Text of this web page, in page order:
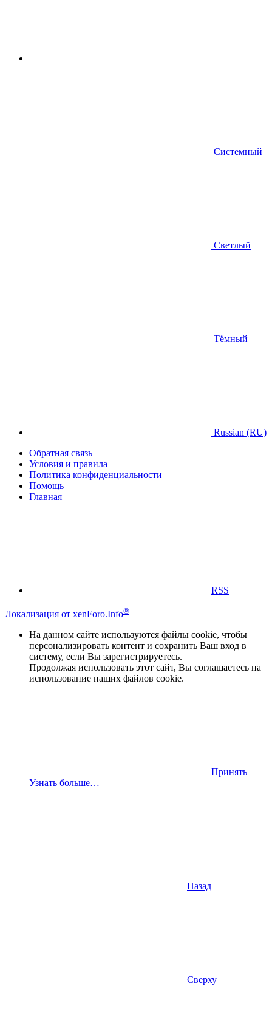
Системный
Светлый
Тёмный
Russian (RU)
Обратная связь
Условия и правила
Политика конфиденциальности
Помощь
Главная
RSS
Локализация от xenForo.Info®
На данном сайте используются файлы cookie, чтобы
персонализировать контент и сохранить Ваш вход в
систему, если Вы зарегистрируетесь.
Продолжая использовать этот сайт, Вы соглашаетесь на
использование наших файлов cookie.
Принять
Узнать больше…
Назад
Сверху